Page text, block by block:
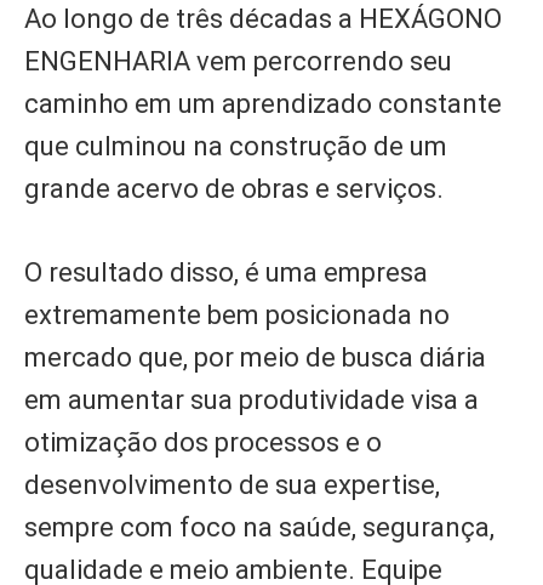
Ao longo de três décadas a HEXÁGONO
ENGENHARIA vem percorrendo seu
caminho em um aprendizado constante
que culminou na construção de um
grande acervo de obras e serviços.
O resultado disso, é uma empresa
extremamente bem posicionada no
mercado que, por meio de busca diária
em aumentar sua produtividade visa a
otimização dos processos e o
desenvolvimento de sua expertise,
sempre com foco na saúde, segurança,
qualidade e meio ambiente. Equipe